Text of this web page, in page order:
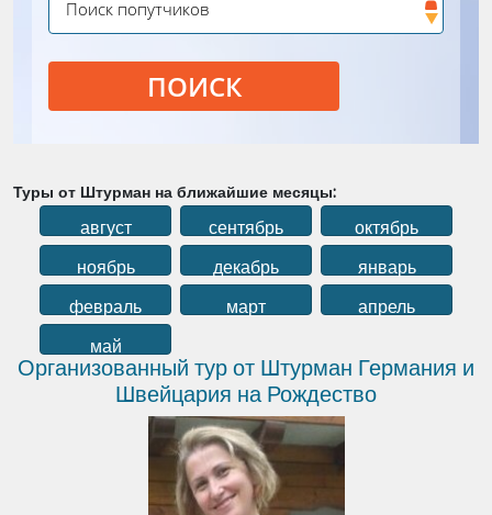
ПОИСК
Туры от Штурман на ближайшие месяцы:
август сентябрь
октябрь
ноябрь
декабрь
январь
февраль
март
апрель
май
Организованный тур от Штурман Германия и
Швейцария на Рождество